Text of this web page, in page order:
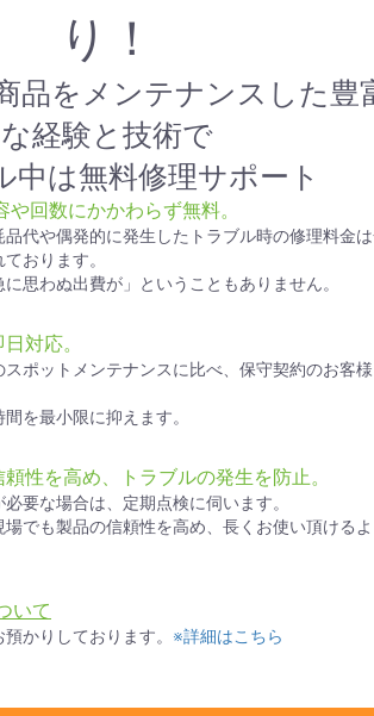
り！
品をメンテナンスした豊
な経験と技術で
中は無料修理サポート
回数にかかわらず無料。
代や偶発的に発生したトラブル時の修理料金
おります。
思わぬ出費が」ということもありません。
対応。
ポットメンテナンスに比べ、保守契約のお客
を最小限に抑えます。
性を高め、トラブルの発生を防止。
要な場合は、定期点検に伺います。
でも製品の信頼性を高め、長くお使い頂ける
いて
かりしております。 ※詳細はこちら